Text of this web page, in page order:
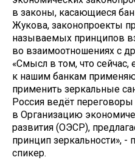
в законы, касающиеся
Жукова, законопроекты
называемых принципов
во взаимоотношениях с
«Смысл в том, что сейчас,
к нашим банкам
применить зеркальные
Россия ведёт
в Организацию
развития (ОЭСР),
принцип зеркальности»,
спикер.